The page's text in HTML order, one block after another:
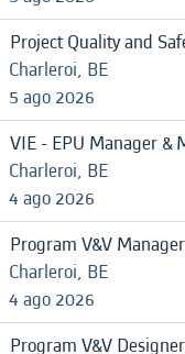
Project Quality and
Charleroi, BE
5 ago 2026
VIE - EPU Manager &
Charleroi, BE
4 ago 2026
Program V&V Manager
Charleroi, BE
4 ago 2026
Program V&V Designer